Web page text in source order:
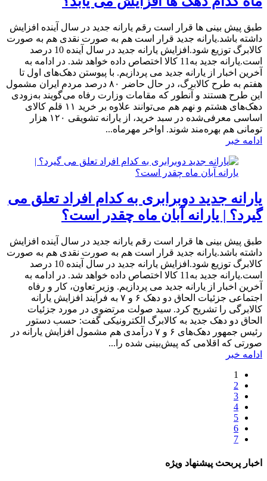
طبق پیش بینی ها قرار است رقم یارانه جدید در سال آینده افزایش
داشته باشد.یارانه جدید قرار است هم به صورت نقدی هم به صورت
کالابرگ توزیع شود.افزایش یارانه جدید در سال آینده 10 درصد
است.یارانه جدید به11 کالا اختصاص داده خواهد شد. در ادامه به
آخرین اخبار از یارانه جدید می پردازیم. با پیوستن دهک‌های اول تا
هفتم به طرح کالابرگ، در حال حاضر ۸۰ درصد مردم ایران مشمول
این طرح هستند و آنطور که مقامات وزارت رفاه می‌گویند به‌زودی
دهک‌های هشتم و نهم هم می‌توانند علاوه بر خرید ۱۱ قلم کالای
اساسی معرفی‌شده در سبد خرید، از یارانه تشویقی ۱۲۰ هزار
تومانی هم بهره‌مند شوند. اواخر مهرماه...
ادامه خبر
یارانه جدید دوبرابری به کدام افراد تعلق می
گیرد؟ | یارانه آبان ماه چقدر است؟
طبق پیش بینی ها قرار است رقم یارانه جدید در سال آینده افزایش
داشته باشد.یارانه جدید قرار است هم به صورت نقدی هم به صورت
کالابرگ توزیع شود.افزایش یارانه جدید در سال آینده 10 درصد
است.یارانه جدید به11 کالا اختصاص داده خواهد شد. در ادامه به
آخرین اخبار از یارانه جدید می پردازیم. وزیر تعاون، کار و رفاه
اجتماعی جزئیات الحاق دو دهک ۶ و ۷ به فرآیند افزایش یارانه
کالابرگی را تشریح کرد. سید صولت مرتضوی در مورد جزئیات
الحاق دو دهک جدید به کالابرگ الکترونیکی گفت: حسب دستور
رئیس جمهور دهک‌های ۶ و ۷ درآمدی هم مشمول افزایش یارانه در
صورتی که اقلامی که پیش‌بینی شده را...
ادامه خبر
1
2
3
4
5
6
7
اخبار پربحث پیشنهاد ویژه